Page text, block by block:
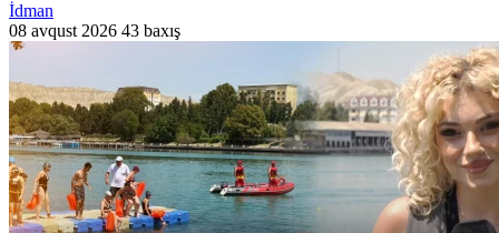
İdman
08 avqust 2026 43 baxış